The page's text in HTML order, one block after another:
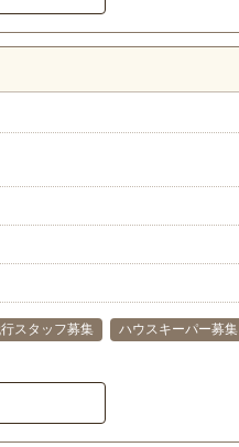
スタッフ募集 ハウスキーパー募集